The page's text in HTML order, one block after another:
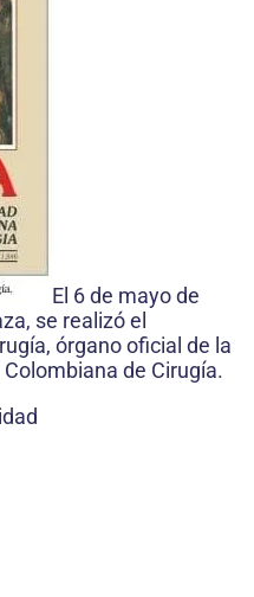
El 6 de mayo de
se realizó el
órgano oficial de la
de Cirugía.